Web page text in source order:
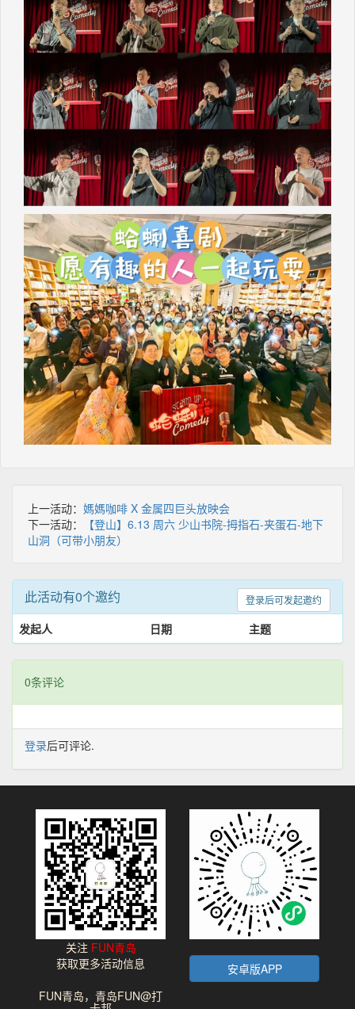
上一活动： 媽媽咖啡 X 金属四巨头放映会
下一活动：
【登山】6.13 周六 少山书院-拇指石-夹蛋石-地下
山洞（可带小朋友）
登录后可发起邀约
此活动有0个邀约
发起人 日期 主题
0条评论
登录后可评论.
关注 FUN青岛
获取更多活动信息
安卓版APP
FUN青岛，青岛FUN@打